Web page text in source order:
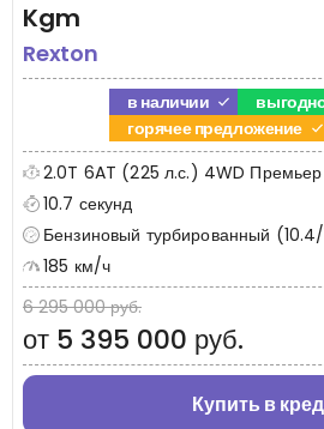
Kgm
Rexton
в наличии
горячее предложение
2.0T 6AT (225 л.с.) 4WD Премьер
10.7 секунд
Бензиновый турбированный
185 км/ч
6 295 000 руб.
от 5 395 000 руб.
Купить в